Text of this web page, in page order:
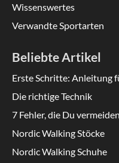
Wissenswertes
Verwandte Sportarten
Beliebte Artikel
Erste Schritte: Anleitung
Die richtige Technik
7 Fehler, die Du
Nordic Walking Stöcke
Nordic Walking Schuhe